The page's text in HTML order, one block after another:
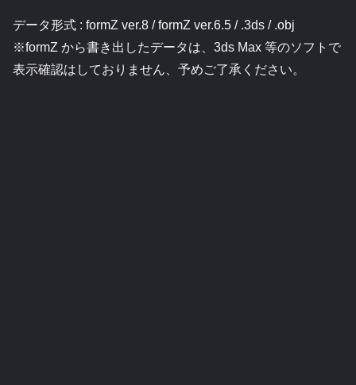
データ形式 : formZ ver.8 / formZ ver.6.5 / .3ds / .obj
※formZ から書き出したデータは、3ds Max 等のソフトで
表示確認はしておりません、予めご了承ください。